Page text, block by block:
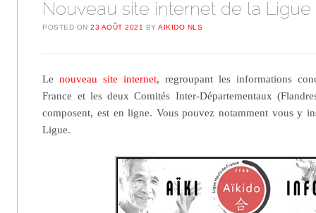
Nouveau site internet de la Ligue
POSTED ON23 AOÛT 2021 BYAIKIDO NLS
Lenouveau site internet, regroupant les informations
France et les deux Comités Inter-Départementaux
composent, est en ligne. Vous pouvez notamment vous y
Ligue.